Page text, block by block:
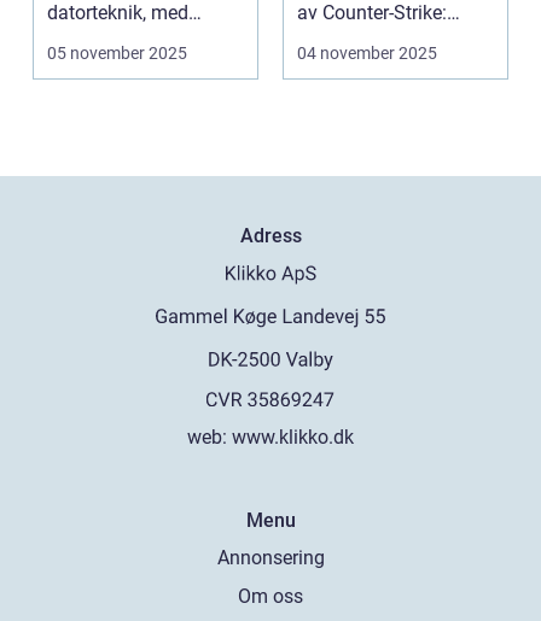
datorteknik, med
kapacitet att lösa
05 november 2025
av Counter-Strike:
Global ...
04 november 2025
Adress
web: www.klikko.dk
Menu
Annonsering
Om oss